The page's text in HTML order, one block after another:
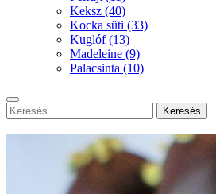
Keksz (40)
Kocka süti (33)
Kuglóf(13)
Madeleine (9)
Palacsinta (10)
Keresés